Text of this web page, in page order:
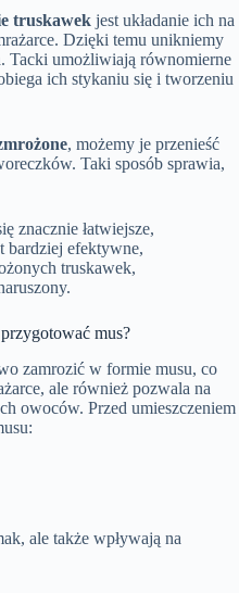
truskawek jest układanie ich na
Dzięki temu unikniemy
Tacki umożliwiają równomierne
ich stykaniu się i tworzeniu
, możemy je przenieść
Taki sposób sprawia,
znacznie łatwiejsze,
bardziej efektywne,
truskawek,
mus?
zamrozić w formie musu, co
ale również pozwala na
owoców. Przed umieszczeniem
ale także wpływają na